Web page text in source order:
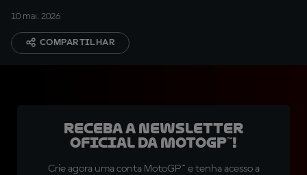
10 mai. 2026
COMPARTILHAR
Receba a newsletter
oficial da MotoGP™!
Crie agora uma conta MotoGP™ e tenha acesso a